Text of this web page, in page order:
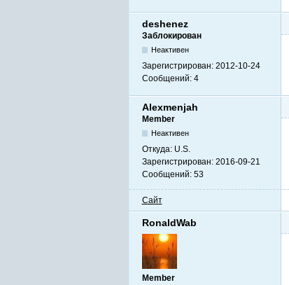
deshenez
Заблокирован
Неактивен
Зарегистрирован: 2012-10-24
Сообщений: 4
Alexmenjah
Member
Неактивен
Откуда: U.S.
Зарегистрирован: 2016-09-21
Сообщений: 53
Сайт
RonaldWab
Member